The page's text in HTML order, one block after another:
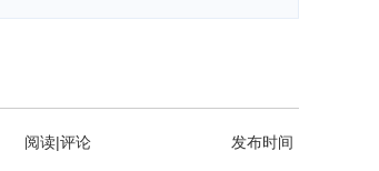
阅读|评论 发布时间